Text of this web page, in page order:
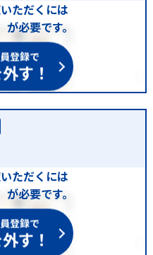
ただくには
必要です。
登録で
す！
ただくには
必要です。
登録で
す！